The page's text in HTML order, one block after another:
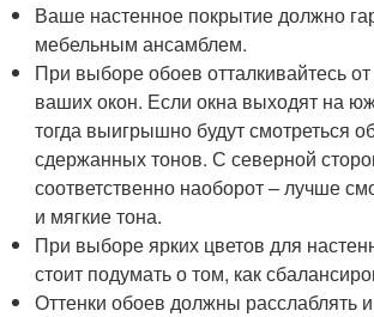
Ваше настенное покрытие должно
мебельным ансамблем.
При выборе обоев отталкивайтесь
ваших окон. Если окна выходят на
тогда выигрышно будут смотреться
сдержанных тонов. С северной
соответственно наоборот – лучше
и мягкие тона.
При выборе ярких цветов для
стоит подумать о том, как
Оттенки обоев должны расслаблять